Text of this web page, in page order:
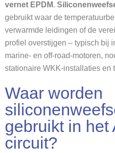
vernet EPDM.
gebruikt waar de
verwarmde leidingen of de
profiel overstijgen – typisch bij
marine- en off-road-motoren,
stationaire WKK-installaties en
Waar worden
gebruikt in het
circuit?